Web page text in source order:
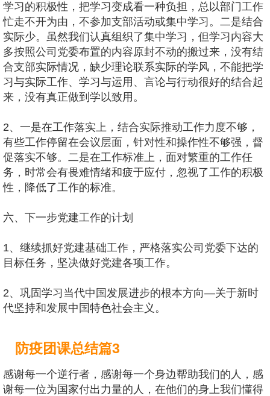
学习的积极性，把学习变成看一种负担，总以部门工作
忙走不开为由，不参加支部活动或集中学习。二是结合
实际少。虽然我们认真组织了集中学习，但学习内容大
多按照公司党委布置的内容原封不动的搬过来，没有结
合支部实际情况，缺少理论联系实际的学风，不能把学
习与实际工作、学习与运用、言论与行动很好的结合起
来，没有真正做到学以致用。
2、一是在工作落实上，结合实际推动工作力度不够，
有些工作停留在会议层面，针对性和操作性不够强，督
促落实不够。二是在工作标准上，面对繁重的工作任
务，时常会有畏难情绪和疲于应付，忽视了工作的积极
性，降低了工作的标准。
六、下一步党建工作的计划
1、继续抓好党建基础工作，严格落实公司党委下达的
目标任务，坚决做好党建各项工作。
2、巩固学习当代中国发展进步的根本方向—关于新时
代坚持和发展中国特色社会主义。
防疫团课总结篇3
感谢每一个逆行者，感谢每一个身边帮助我们的人，感
谢每一位为国家付出力量的人，在他们的身上我们懂得